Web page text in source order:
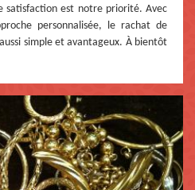
satisfaction est notre priorité. Avec
personnalisée, le rachat de
simple et avantageux. À bientôt